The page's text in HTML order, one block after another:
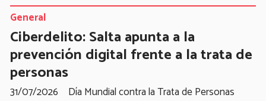
Ciberdelito: Salta apunta a la
prevención digital frente a la trata de
personas
Día Mundial contra la Trata de Personas
General
31/07/2026